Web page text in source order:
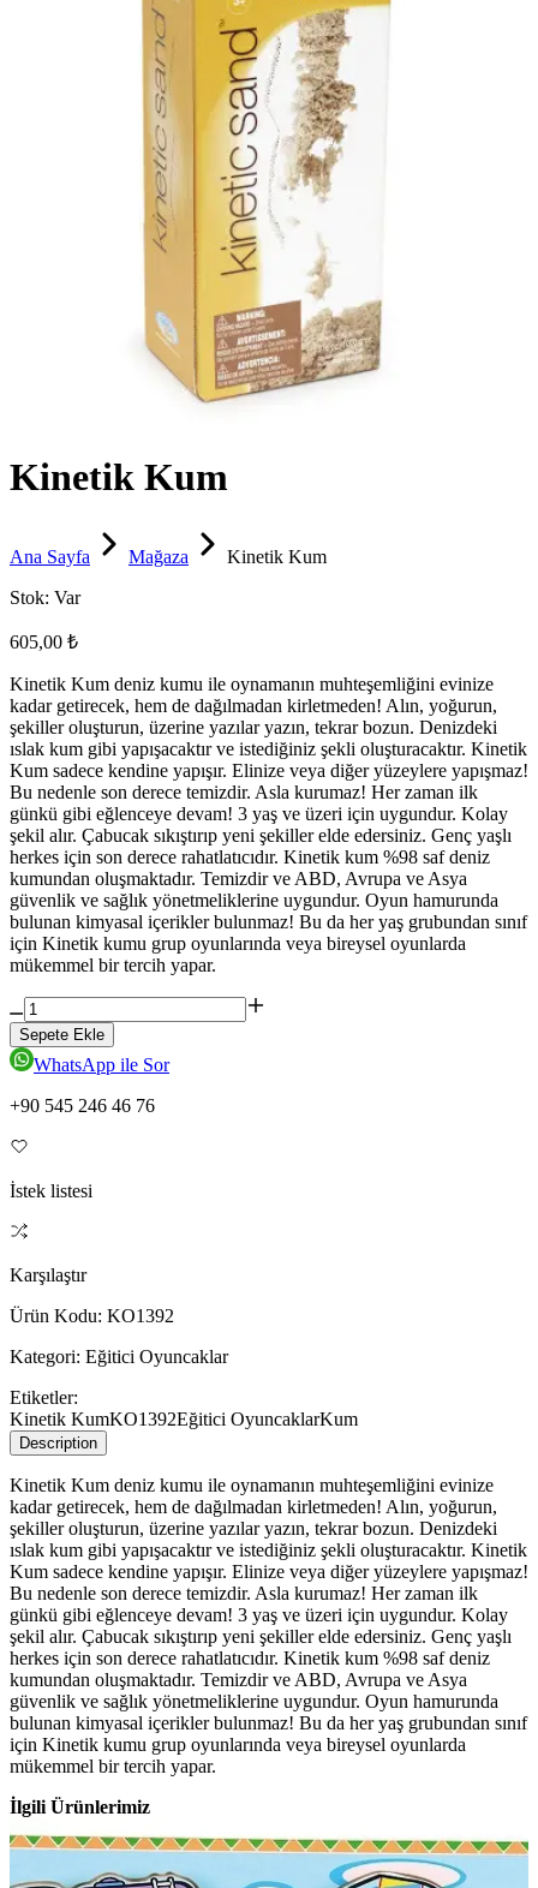
Kinetik Kum
Ana Sayfa Mağaza
Kinetik Kum
Stok: Var
605,00 ₺
Kinetik Kum deniz kumu ile oynamanın muhteşemliğini evinize
kadar getirecek, hem de dağılmadan kirletmeden! Alın, yoğurun,
şekiller oluşturun, üzerine yazılar yazın, tekrar bozun. Denizdeki
ıslak kum gibi yapışacaktır ve istediğiniz şekli oluşturacaktır. Kinetik
Kum sadece kendine yapışır. Elinize veya diğer yüzeylere yapışmaz!
Bu nedenle son derece temizdir. Asla kurumaz! Her zaman ilk
günkü gibi eğlenceye devam! 3 yaş ve üzeri için uygundur. Kolay
şekil alır. Çabucak sıkıştırıp yeni şekiller elde edersiniz. Genç yaşlı
herkes için son derece rahatlatıcıdır. Kinetik kum %98 saf deniz
kumundan oluşmaktadır. Temizdir ve ABD, Avrupa ve Asya
güvenlik ve sağlık yönetmeliklerine uygundur. Oyun hamurunda
bulunan kimyasal içerikler bulunmaz! Bu da her yaş grubundan sınıf
için Kinetik kumu grup oyunlarında veya bireysel oyunlarda
mükemmel bir tercih yapar.
Sepete Ekle
WhatsApp ile Sor
+90 545 246 46 76
İstek listesi
Karşılaştır
Ürün Kodu: KO1392
Kategori: Eğitici Oyuncaklar
Etiketler:
Kinetik KumKO1392Eğitici OyuncaklarKum
Description
Kinetik Kum deniz kumu ile oynamanın muhteşemliğini evinize
kadar getirecek, hem de dağılmadan kirletmeden! Alın, yoğurun,
şekiller oluşturun, üzerine yazılar yazın, tekrar bozun. Denizdeki
ıslak kum gibi yapışacaktır ve istediğiniz şekli oluşturacaktır. Kinetik
Kum sadece kendine yapışır. Elinize veya diğer yüzeylere yapışmaz!
Bu nedenle son derece temizdir. Asla kurumaz! Her zaman ilk
günkü gibi eğlenceye devam! 3 yaş ve üzeri için uygundur. Kolay
şekil alır. Çabucak sıkıştırıp yeni şekiller elde edersiniz. Genç yaşlı
herkes için son derece rahatlatıcıdır. Kinetik kum %98 saf deniz
kumundan oluşmaktadır. Temizdir ve ABD, Avrupa ve Asya
güvenlik ve sağlık yönetmeliklerine uygundur. Oyun hamurunda
bulunan kimyasal içerikler bulunmaz! Bu da her yaş grubundan sınıf
için Kinetik kumu grup oyunlarında veya bireysel oyunlarda
mükemmel bir tercih yapar.
İlgili Ürünlerimiz